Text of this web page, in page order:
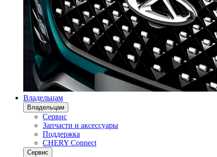
Владельцам
Владельцам
Сервис
Запчасти и аксессуары
Поддержка
CHERY Connect
Сервис